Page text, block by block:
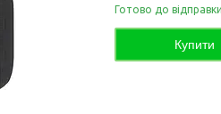
Готово до відправки
Купити